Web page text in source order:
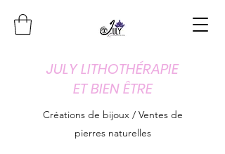
JULY LITHOTHÉRAPIE
ET BIEN ÊTRE
Créations de bijoux / Ventes de
pierres naturelles